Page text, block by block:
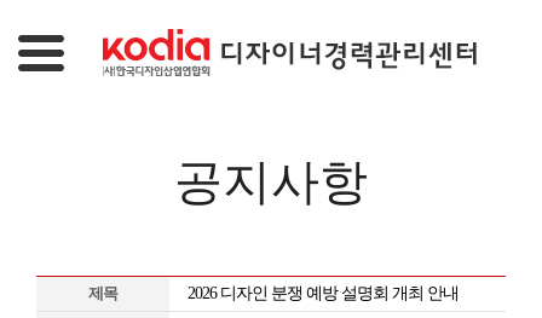
공지사항
제목
2026 디자인 분쟁 예방 설명회 개최 안내